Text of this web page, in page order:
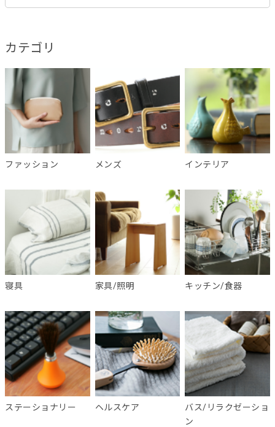
カテゴリ
ファッション メンズ インテリア
寝具 家具/照明 キッチン/食器
ステーショナリー ヘルスケア
バス/リラクゼーショ
ン